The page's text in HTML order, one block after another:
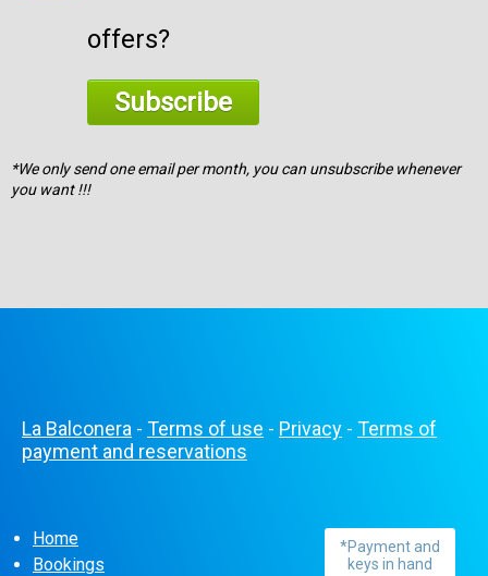
offers?
Subscribe
*We only send one email per month, you can unsubscribe whenever
you want !!!
La Balconera - Terms of use - Privacy - Terms of
payment and reservations
Home
Bookings
*Payment and
keys in hand